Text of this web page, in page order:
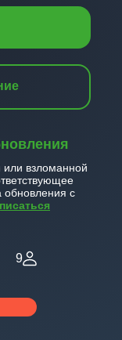
или взломанной
с
9